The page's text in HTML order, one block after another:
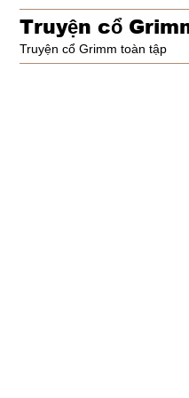
Truyện cổ
Truyện cổ Grimm toàn tập